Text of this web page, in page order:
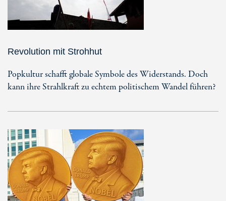
Revolution mit Strohhut
Popkultur schafft globale Symbole des Widerstands. Doch
kann ihre Strahlkraft zu echtem politischem Wandel führen?